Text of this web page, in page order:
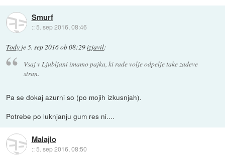
Smurf
:: 5. sep 2016, 08:46
Tody je5. sep 2016 ob 08:29izjavil:
Vsaj v Ljubljani imamo pajka, ki rade volje odpelje take zadeve
stran.
Pa se dokaj azurni so (po mojih izkusnjah).
Potrebe po luknjanju gum res ni....
Malajlo
::5. sep 2016, 08:50